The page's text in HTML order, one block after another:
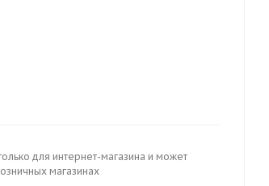
для интернет-магазина и может
магазинах